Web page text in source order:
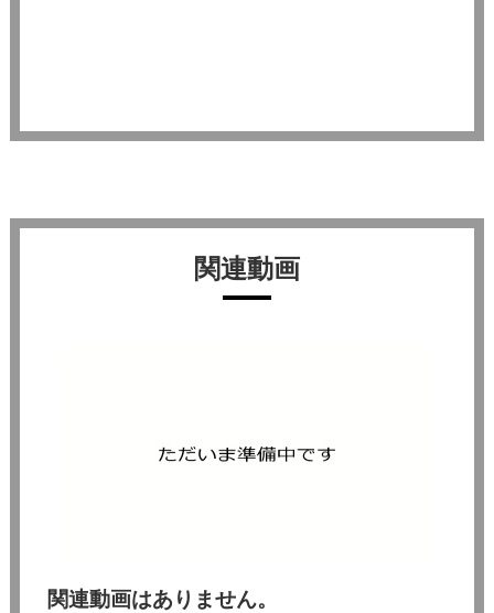
関連動画
関連動画はありません。